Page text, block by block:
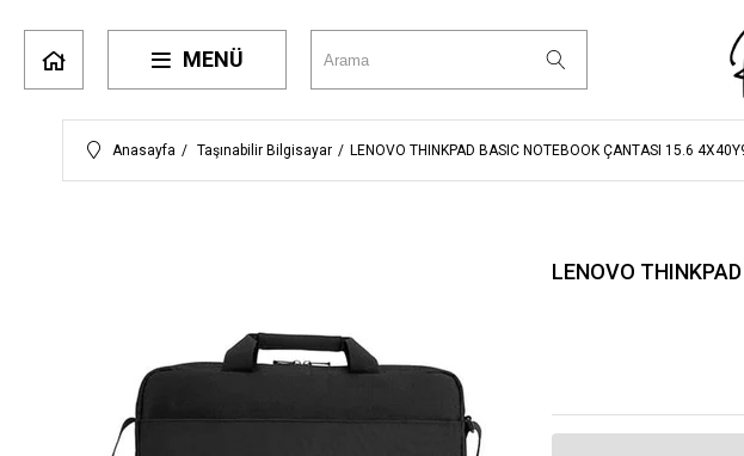
MENÜ
Anasayfa Taşınabilir Bilgisayar LENOVO THINKPAD BASIC NOTEBOOK ÇANTASI 15.6
LENOVO